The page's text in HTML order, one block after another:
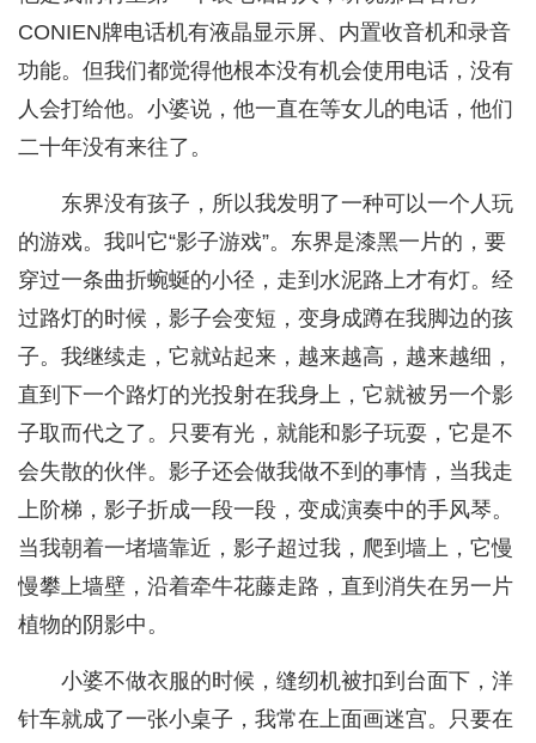
CONIEN牌电话机有液晶显示屏、内置收音机和录音
功能。但我们都觉得他根本没有机会使用电话，没有
人会打给他。小婆说，他一直在等女儿的电话，他们
二十年没有来往了。
东界没有孩子，所以我发明了一种可以一个人玩
的游戏。我叫它“影子游戏”。东界是漆黑一片的，要
穿过一条曲折蜿蜒的小径，走到水泥路上才有灯。经
过路灯的时候，影子会变短，变身成蹲在我脚边的孩
子。我继续走，它就站起来，越来越高，越来越细，
直到下一个路灯的光投射在我身上，它就被另一个影
子取而代之了。只要有光，就能和影子玩耍，它是不
会失散的伙伴。影子还会做我做不到的事情，当我走
上阶梯，影子折成一段一段，变成演奏中的手风琴。
当我朝着一堵墙靠近，影子超过我，爬到墙上，它慢
慢攀上墙壁，沿着牵牛花藤走路，直到消失在另一片
植物的阴影中。
小婆不做衣服的时候，缝纫机被扣到台面下，洋
针车就成了一张小桌子，我常在上面画迷宫。只要在